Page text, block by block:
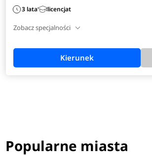
3 lata licencjat
Zobacz specjalności
Kierunek
Popularne miasta